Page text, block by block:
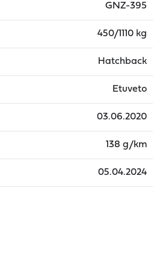
GNZ-395
450/1110 kg
Hatchback
Etuveto
03.06.2020
138 g/km
05.04.2024